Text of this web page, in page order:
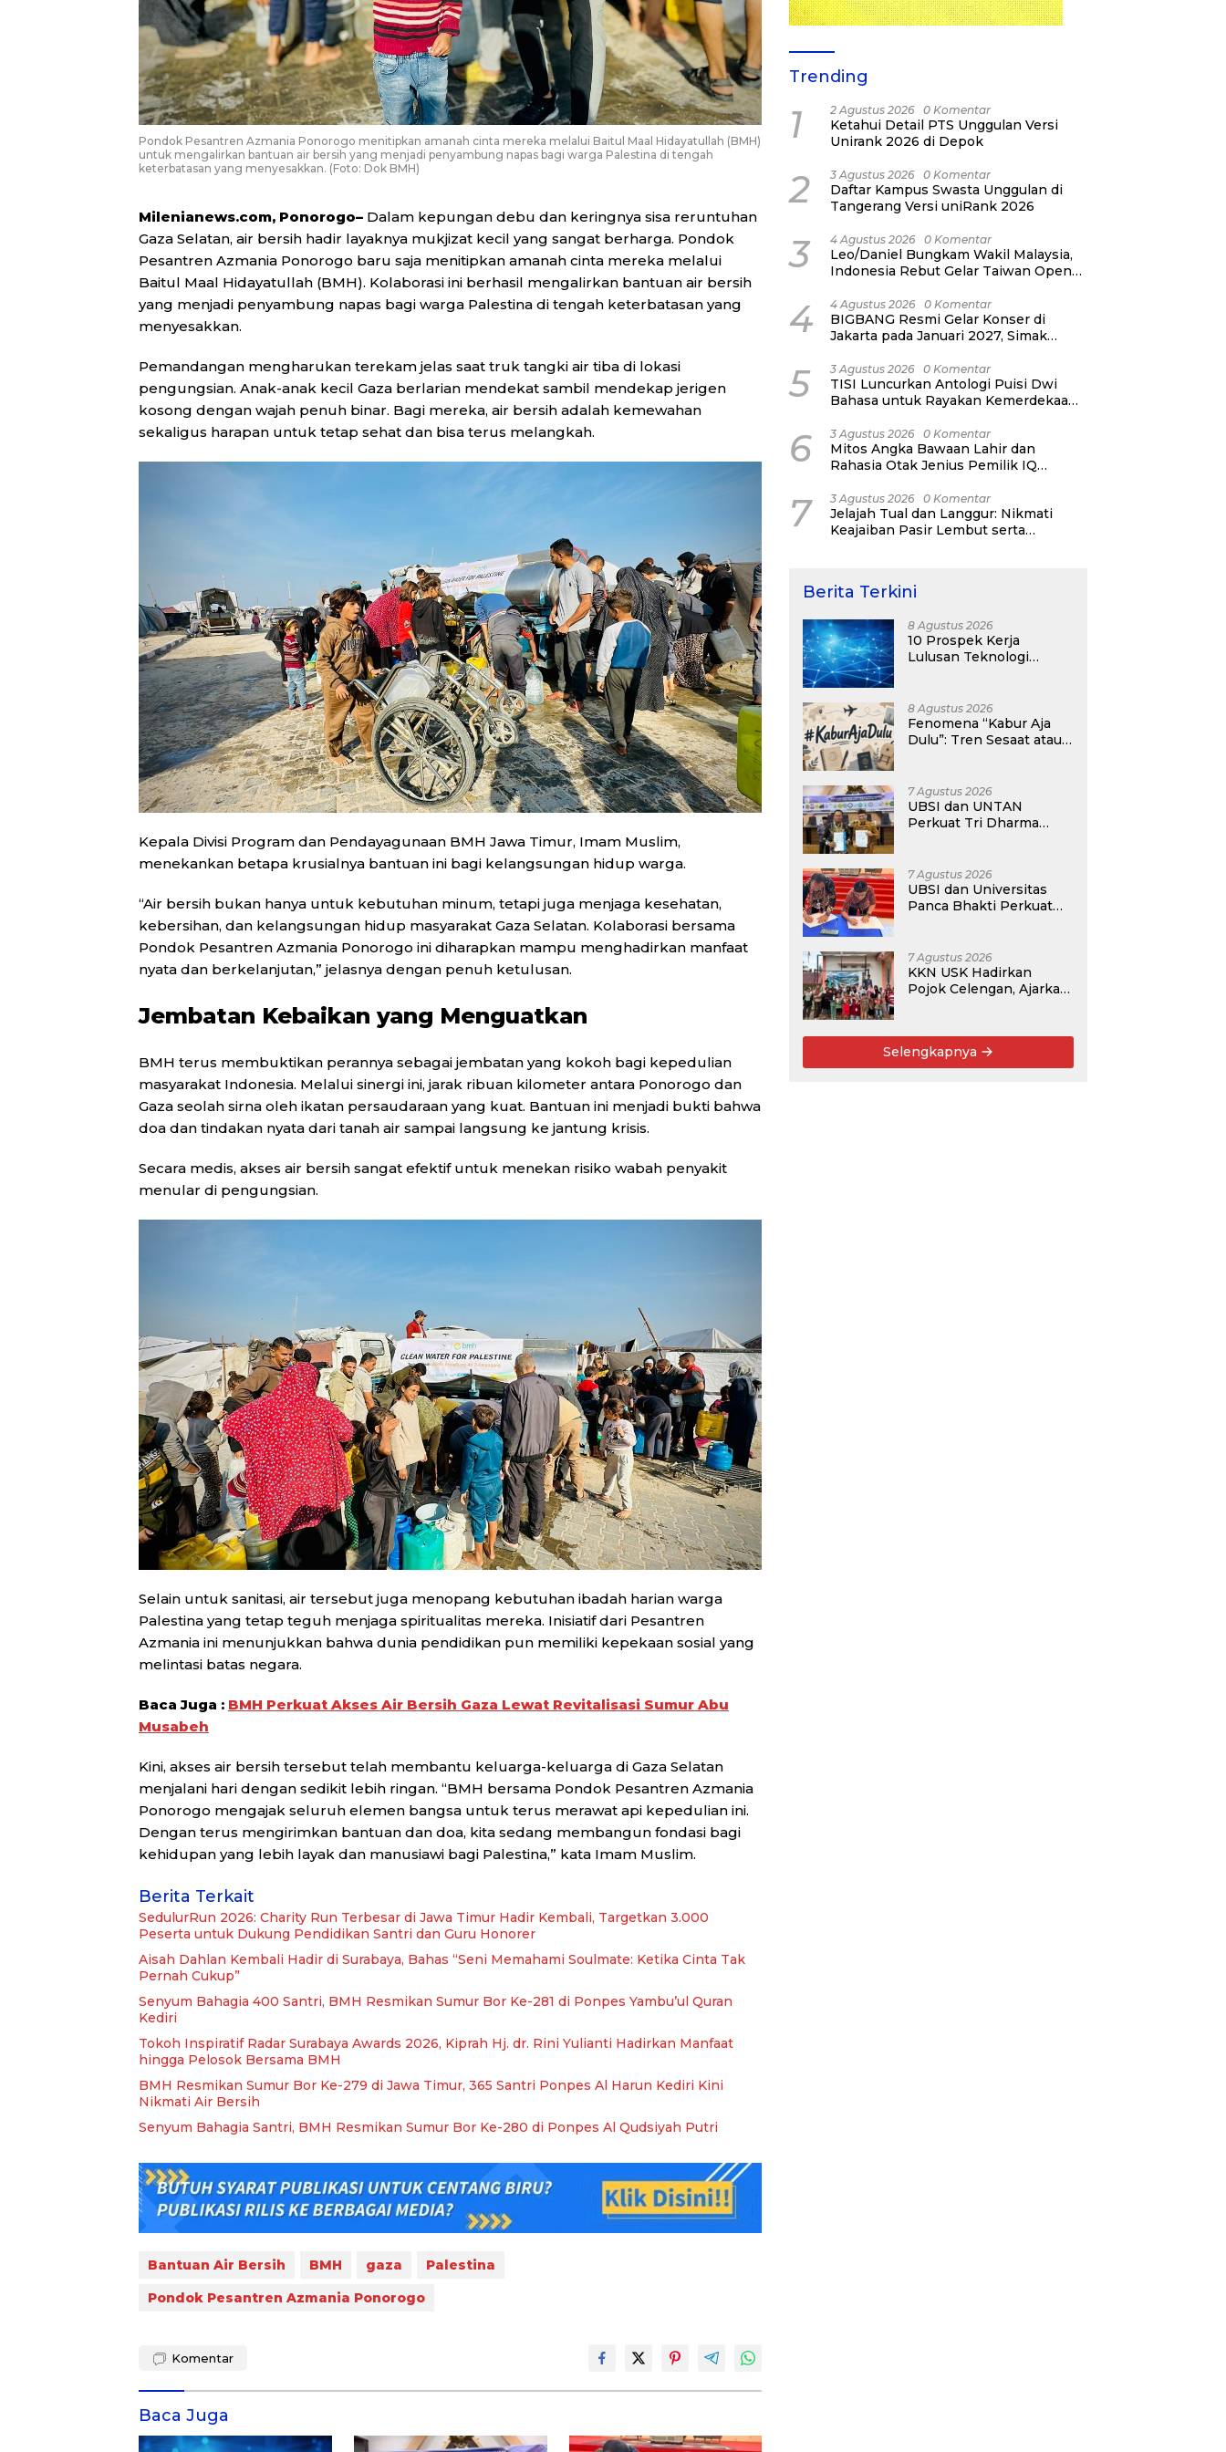
Pondok Pesantren Azmania Ponorogo menitipkan amanah cinta mereka melalui Baitul Maal Hidayatullah (BMH)
untuk mengalirkan bantuan air bersih yang menjadi penyambung napas bagi warga Palestina di tengah
keterbatasan yang menyesakkan. (Foto: Dok BMH)
Milenianews.com, Ponorogo– Dalam kepungan debu dan keringnya sisa reruntuhan
Gaza Selatan, air bersih hadir layaknya mukjizat kecil yang sangat berharga. Pondok
Pesantren Azmania Ponorogo baru saja menitipkan amanah cinta mereka melalui
Baitul Maal Hidayatullah (BMH). Kolaborasi ini berhasil mengalirkan bantuan air bersih
yang menjadi penyambung napas bagi warga Palestina di tengah keterbatasan yang
menyesakkan.
Pemandangan mengharukan terekam jelas saat truk tangki air tiba di lokasi
pengungsian. Anak-anak kecil Gaza berlarian mendekat sambil mendekap jerigen
kosong dengan wajah penuh binar. Bagi mereka, air bersih adalah kemewahan
sekaligus harapan untuk tetap sehat dan bisa terus melangkah.
Kepala Divisi Program dan Pendayagunaan BMH Jawa Timur, Imam Muslim,
menekankan betapa krusialnya bantuan ini bagi kelangsungan hidup warga.
“Air bersih bukan hanya untuk kebutuhan minum, tetapi juga menjaga kesehatan,
kebersihan, dan kelangsungan hidup masyarakat Gaza Selatan. Kolaborasi bersama
Pondok Pesantren Azmania Ponorogo ini diharapkan mampu menghadirkan manfaat
nyata dan berkelanjutan,” jelasnya dengan penuh ketulusan.
Jembatan Kebaikan yang Menguatkan
BMH terus membuktikan perannya sebagai jembatan yang kokoh bagi kepedulian
masyarakat Indonesia. Melalui sinergi ini, jarak ribuan kilometer antara Ponorogo dan
Gaza seolah sirna oleh ikatan persaudaraan yang kuat. Bantuan ini menjadi bukti bahwa
doa dan tindakan nyata dari tanah air sampai langsung ke jantung krisis.
Secara medis, akses air bersih sangat efektif untuk menekan risiko wabah penyakit
menular di pengungsian.
Selain untuk sanitasi, air tersebut juga menopang kebutuhan ibadah harian warga
Palestina yang tetap teguh menjaga spiritualitas mereka. Inisiatif dari Pesantren
Azmania ini menunjukkan bahwa dunia pendidikan pun memiliki kepekaan sosial yang
melintasi batas negara.
Baca Juga : BMH Perkuat Akses Air Bersih Gaza Lewat Revitalisasi Sumur Abu
Musabeh
Kini, akses air bersih tersebut telah membantu keluarga-keluarga di Gaza Selatan
menjalani hari dengan sedikit lebih ringan. “BMH bersama Pondok Pesantren Azmania
Ponorogo mengajak seluruh elemen bangsa untuk terus merawat api kepedulian ini.
Dengan terus mengirimkan bantuan dan doa, kita sedang membangun fondasi bagi
kehidupan yang lebih layak dan manusiawi bagi Palestina,” kata Imam Muslim.
Berita Terkait
SedulurRun 2026: Charity Run Terbesar di Jawa Timur Hadir Kembali, Targetkan 3.000
Peserta untuk Dukung Pendidikan Santri dan Guru Honorer
Aisah Dahlan Kembali Hadir di Surabaya, Bahas “Seni Memahami Soulmate: Ketika Cinta Tak
Pernah Cukup”
Senyum Bahagia 400 Santri, BMH Resmikan Sumur Bor Ke-281 di Ponpes Yambu’ul Quran
Kediri
Tokoh Inspiratif Radar Surabaya Awards 2026, Kiprah Hj. dr. Rini Yulianti Hadirkan Manfaat
hingga Pelosok Bersama BMH
BMH Resmikan Sumur Bor Ke-279 di Jawa Timur, 365 Santri Ponpes Al Harun Kediri Kini
Nikmati Air Bersih
Senyum Bahagia Santri, BMH Resmikan Sumur Bor Ke-280 di Ponpes Al Qudsiyah Putri
Bantuan Air Bersih BMH gaza
Palestina
Pondok Pesantren Azmania Ponorogo
Komentar
Baca Juga
Trending
1 2 Agustus 2026 0 Komentar
Ketahui Detail PTS Unggulan Versi
Unirank 2026 di Depok
2 3 Agustus 2026 0 Komentar
Daftar Kampus Swasta Unggulan di
Tangerang Versi uniRank 2026
3 4 Agustus 2026 0 Komentar
Leo/Daniel Bungkam Wakil Malaysia,
Indonesia Rebut Gelar Taiwan Open
4 4 Agustus 2026 0 Komentar
BIGBANG Resmi Gelar Konser di
Jakarta pada Januari 2027, Simak
5 3 Agustus 2026 0 Komentar
TISI Luncurkan Antologi Puisi Dwi
Bahasa untuk Rayakan Kemerdekaan
6 3 Agustus 2026 0 Komentar
Mitos Angka Bawaan Lahir dan
Rahasia Otak Jenius Pemilik IQ
7 3 Agustus 2026 0 Komentar
Jelajah Tual dan Langgur: Nikmati
Keajaiban Pasir Lembut serta
Berita Terkini
8 Agustus 2026
10 Prospek Kerja
Lulusan Teknologi
Kompetitif di Era Digital
8 Agustus 2026
Fenomena “Kabur Aja
Dulu”: Tren Sesaat atau
Depan?
7 Agustus 2026
UBSI dan UNTAN
Perkuat Tri Dharma
7 Agustus 2026
UBSI dan Universitas
Panca Bhakti Perkuat
7 Agustus 2026
KKN USK Hadirkan
Pojok Celengan, Ajarkan
Selengkapnya